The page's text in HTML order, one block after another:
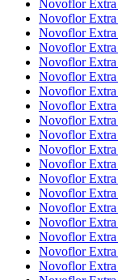
Novoflor Extra
Novoflor Extra
Novoflor Extra
Novoflor Extra
Novoflor Extra
Novoflor Extra
Novoflor Extra
Novoflor Extra
Novoflor Extra
Novoflor Extra
Novoflor Extra
Novoflor Extra
Novoflor Extra
Novoflor Extra
Novoflor Extra
Novoflor Extra
Novoflor Extra
Novoflor Extra
Novoflor Extra